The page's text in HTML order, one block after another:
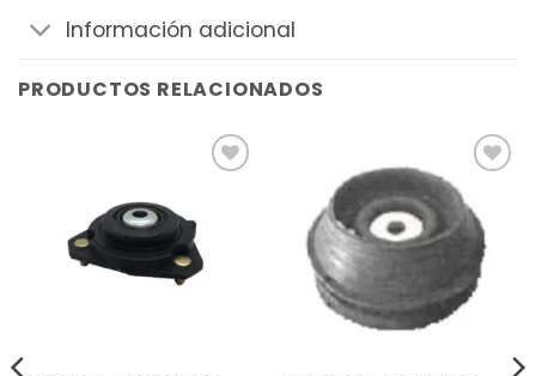
Información adicional
PRODUCTOS RELACIONADOS
lista de
deseos
Añadir
a la
lista de
deseos